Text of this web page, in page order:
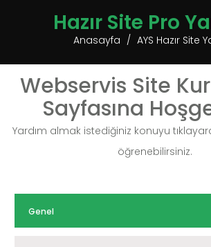
Hazır Site Pro
Anasayfa AYS Hazır Site
Webservis Site
Sayfasına
Yardım almak istediğiniz konuyu
öğrenebilirsiniz.
Genel